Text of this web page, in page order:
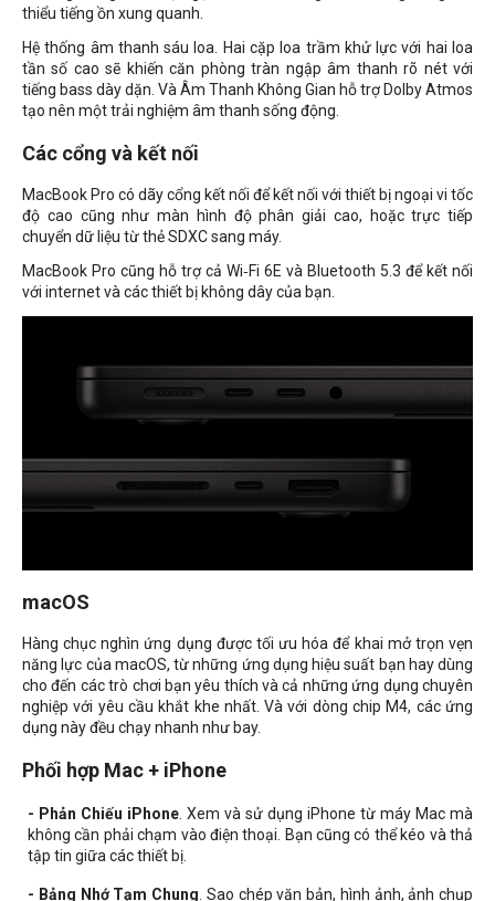
thiểu tiếng ồn xung quanh.
Hệ thống âm thanh sáu loa. Hai cặp loa trầm khử lực với hai loa
tần số cao sẽ khiến căn phòng tràn ngập âm thanh rõ nét với
tiếng bass dày dặn. Và Âm Thanh Không Gian hỗ trợ Dolby Atmos
tạo nên một trải nghiệm âm thanh sống động.
Các cổng và kết nối
MacBook Pro có dãy cổng kết nối để kết nối với thiết bị ngoại vi tốc
độ cao cũng như màn hình độ phân giải cao, hoặc trực tiếp
chuyển dữ liệu từ thẻ SDXC sang máy.
MacBook Pro cũng hỗ trợ cả Wi‑Fi 6E và Bluetooth 5.3 để kết nối
với internet và các thiết bị không dây của bạn.
macOS
Hàng chục nghìn ứng dụng được tối ưu hóa để khai mở trọn vẹn
năng lực của macOS, từ những ứng dụng hiệu suất bạn hay dùng
cho đến các trò chơi bạn yêu thích và cả những ứng dụng chuyên
nghiệp với yêu cầu khắt khe nhất. Và với dòng chip M4, các ứng
dụng này đều chạy nhanh như bay.
Phối hợp Mac + iPhone
- Phản Chiếu iPhone . Xem và sử dụng iPhone từ máy Mac mà
không cần phải chạm vào điện thoại. Bạn cũng có thể kéo và thả
tập tin giữa các thiết bị.
- Bảng Nhớ Tạm Chung . Sao chép văn bản, hình ảnh, ảnh chụp